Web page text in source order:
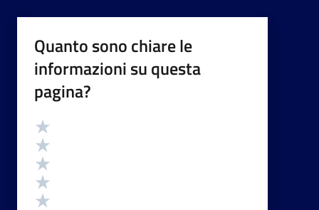
Quanto sono chiare le
informazioni su questa
pagina?
Valutazione